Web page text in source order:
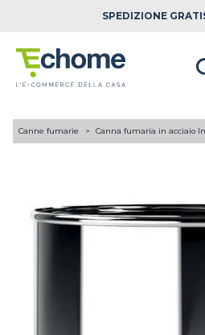
SPEDIZIONE
Canne fumarie Canna fumaria in acciaio